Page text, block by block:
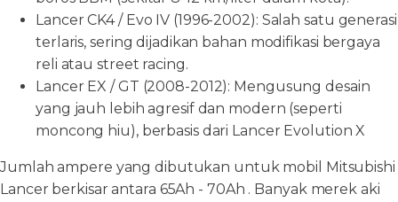
Lancer CK4 / Evo IV (1996-2002): Salah satu generasi
terlaris, sering dijadikan bahan modifikasi bergaya
reli atau street racing.
Lancer EX / GT (2008-2012): Mengusung desain
yang jauh lebih agresif dan modern (seperti
moncong hiu), berbasis dari Lancer Evolution X
Jumlah ampere yang dibutukan untuk mobil Mitsubishi
Lancer berkisar antara 65Ah - 70Ah . Banyak merek aki